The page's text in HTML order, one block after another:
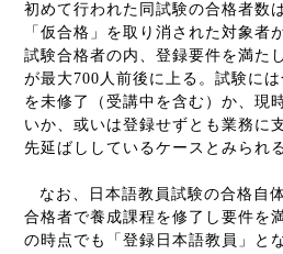
初めて行われた同試験の合格者数
「仮合格」を取り消された対象者
試験合格者の内、登録要件を満た
が最大700 人前後に上る。試験に
を未修了（受講中を含む）か、現
いか、或いは登録せずとも業務に
先延ばししているケースとみられる
なお、日本語教員試験の合格自
合格者で養成課程を修了し要件を
の時点でも「登録日本語教員」と